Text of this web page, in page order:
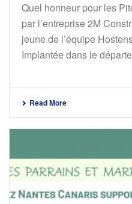
Quel honneur pour les
par l’entreprise 2M
jeune de l’équipe
Implantée dans le
Read More